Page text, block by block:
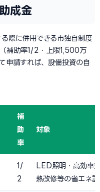
成金
る際に併用できる市独自制度
補助率1/2・上限1,500万
申請すれば、設備投資の自
補
助
率
対象
1/
2
LED照明・高効率
熱改修等の省エネ